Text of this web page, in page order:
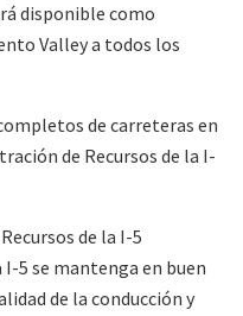
disponible como
Valley a todos los
de carreteras en
de Recursos de la I-
de la I-5
5 se mantenga en buen
de la conducción y